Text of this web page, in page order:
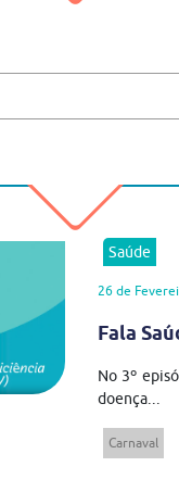
Saúde
26 de
Fala
No 3º
doença...
Carnaval